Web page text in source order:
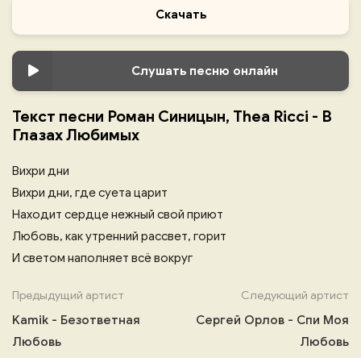
Скачать
Слушать песню онлайн
Текст песни Роман Синицын, Thea Ricci - В
Глазах Любимых
Вихри дни
Вихри дни, где суета царит
Находит сердце нежный свой приют
Любовь, как утренний рассвет, горит
И светом наполняет всё вокруг
Предыдущий артист
Kamik - Безответная
Любовь
Следующий артист
Сергей Орлов - Спи Моя
Любовь